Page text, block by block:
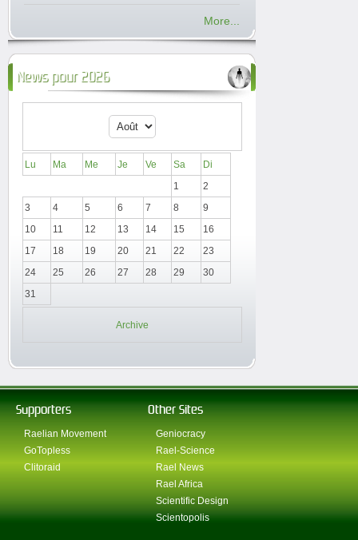
More...
News pour 2026
Lu Ma Me Je Ve Sa
Di
1
2
3
4 5 6 7 8
9
10
11 12 13 14 15
16
17
18 19 20 21 22
23
24
25 26 27 28 29
30
31
Archive
Supporters
Raelian Movement
GoTopless
Clitoraid
Other Sites
Geniocracy
Rael-Science
Rael News
Rael Africa
Scientific Design
Scientopolis